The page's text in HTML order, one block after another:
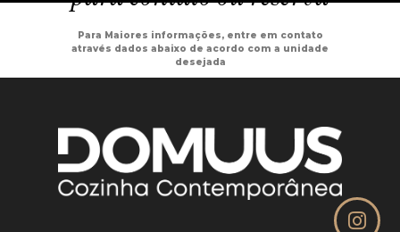
Para Maiores informações, entre em contato
através dados abaixo de acordo com a unidade
desejada